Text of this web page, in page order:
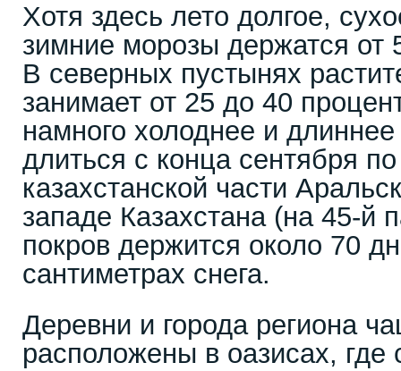
Хотя здесь лето долгое,
зимние морозы держатся от
В северных пустынях
занимает от 25 до 40
намного холоднее и
длиться с конца сентября
казахстанской части
западе Казахстана (на 45-й
покров держится около 70
сантиметрах снега.
Деревни и города региона
расположены в оазисах, где